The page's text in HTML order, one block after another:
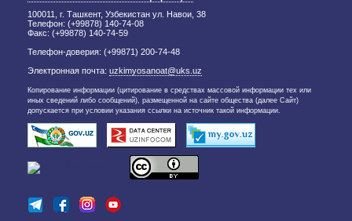
100011, г. Ташкент, Узбекистан ул. Навои, 38
Телефон: (+99878) 140-74-08
Факс: (+99878) 140-74-59
Телефон-доверия: (+99871) 200-74-48
Электронная почта: uzkimyosanoat@uks.uz
Копирование информации (цитирование в средствах массовой информации тех или
иных сведений либо сообщений), размещенной на сайте общества (далее Сайт)
допускается при условии указания ссылки на источник такой информации.